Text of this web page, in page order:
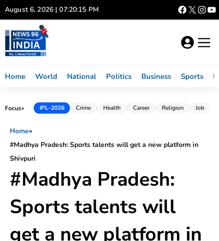
Skip
to
content
August 6, 2026 | 07:20:15 PM
Home World National Politics Business Sports
Focus► IPL-2026 Crime Health Career Religion Job
Home»
#Madhya Pradesh: Sports talents will get a new platform in
Shivpuri
#Madhya Pradesh:
Sports talents will
get a new platform in